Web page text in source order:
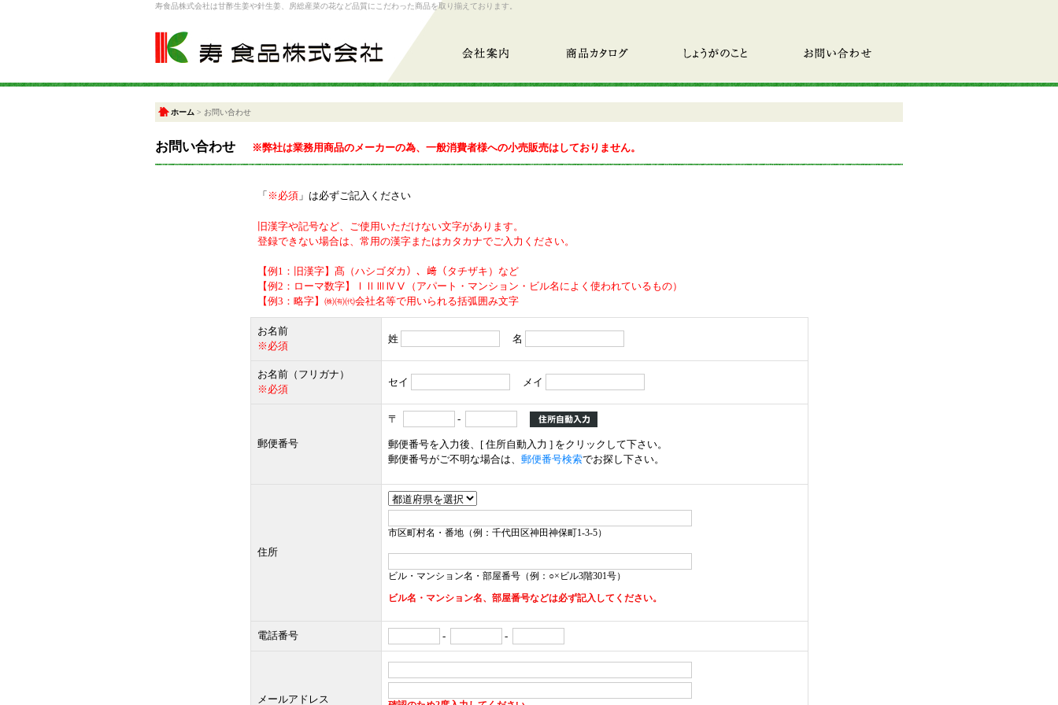
寿食品株式会社は甘酢生姜や針生姜、房総産菜の花など品質にこだわった商品を取り揃えております。
会社案内
商品カタログ しょうがのこと お問い合わせ
ホーム > お問い合わせ
お問い合わせ ※弊社は業務用商品のメーカーの為、一般消費者様への小売販売はしておりません。
「 ※必須 」は必ずご記入ください
旧漢字や記号など、ご使用いただけない文字があります。
登録できない場合は、常用の漢字またはカタカナでご入力ください。
【例1：旧漢字】髙（ハシゴダカ）、﨑（タチザキ）など
【例2：ローマ数字】ⅠⅡⅢⅣⅤ（アパート・マンション・ビル名によく使われているもの）
【例3：略字】㈱㈲㈹会社名等で用いられる括弧囲み文字
お名前
※必須
姓 名
お名前（フリガナ）
※必須
セイ メイ
郵便番号
〒 -
郵便番号を入力後、[ 住所自動入力 ] をクリックして下さい。
郵便番号がご不明な場合は、 郵便番号検索でお探し下さい。
住所
市区町村名・番地（例：千代田区神田神保町1-3-5）
ビル・マンション名・部屋番号（例：○×ビル3階301号）
ビル名・マンション名、部屋番号などは必ず記入してください。
電話番号 - -
メールアドレス